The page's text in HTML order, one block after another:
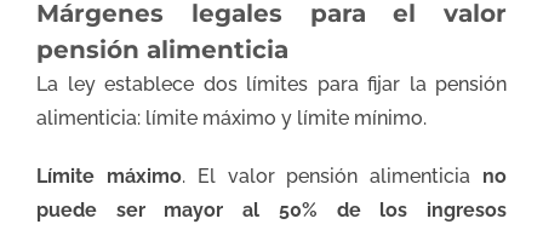
Márgenes legales para el valor
pensión alimenticia
La ley establece dos límites para fijar la pensión
alimenticia: límite máximo y límite mínimo.
Límite máximo. El valor pensión alimenticia no
puede ser mayor al 50% de los ingresos